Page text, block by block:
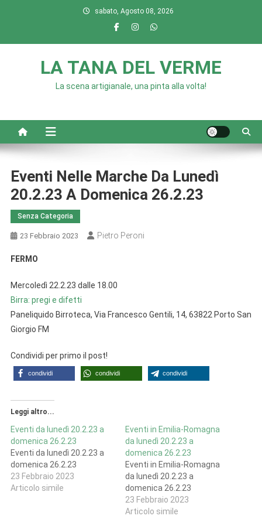
sabato, Agosto 08, 2026
LA TANA DEL VERME
La scena artigianale, una pinta alla volta!
Eventi Nelle Marche Da Lunedì
20.2.23 A Domenica 26.2.23
Senza Categoria
23 Febbraio 2023 Pietro Peroni
FERMO
Mercoledì 22.2.23 dalle 18.00
Birra: pregi e difetti
Paneliquido Birroteca, Via Francesco Gentili, 14, 63822 Porto San
Giorgio FM
Condividi per primo il post!
condividi condividi condividi
Leggi altro...
Eventi da lunedì 20.2.23 a
domenica 26.2.23
Eventi da lunedì 20.2.23 a
domenica 26.2.23
23 Febbraio 2023
Articolo simile
Eventi in Emilia-Romagna
da lunedì 20.2.23 a
domenica 26.2.23
Eventi in Emilia-Romagna
da lunedì 20.2.23 a
domenica 26.2.23
23 Febbraio 2023
Articolo simile